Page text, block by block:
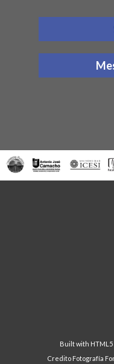
Built with HTML5
Credito Fotografía